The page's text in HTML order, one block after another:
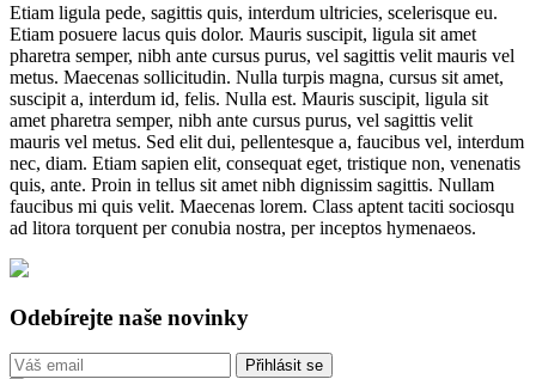
Etiam ligula pede, sagittis quis, interdum ultricies, scelerisque eu.
Etiam posuere lacus quis dolor. Mauris suscipit, ligula sit amet
pharetra semper, nibh ante cursus purus, vel sagittis velit mauris vel
metus. Maecenas sollicitudin. Nulla turpis magna, cursus sit amet,
suscipit a, interdum id, felis. Nulla est. Mauris suscipit, ligula sit
amet pharetra semper, nibh ante cursus purus, vel sagittis velit
mauris vel metus. Sed elit dui, pellentesque a, faucibus vel, interdum
nec, diam. Etiam sapien elit, consequat eget, tristique non, venenatis
quis, ante. Proin in tellus sit amet nibh dignissim sagittis. Nullam
faucibus mi quis velit. Maecenas lorem. Class aptent taciti sociosqu
ad litora torquent per conubia nostra, per inceptos hymenaeos.
Odebírejte naše novinky
Přihlásit se